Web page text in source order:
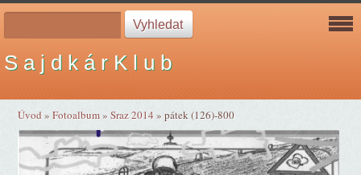
S a j d k á r K l u b
Úvod »Fotoalbum»Sraz 2014»pátek (126)-800